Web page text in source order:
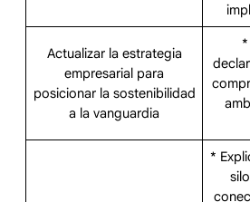
Actualizar la estrategia
empresarial para
posicionar la sostenibilidad
a la vanguardia
*
*